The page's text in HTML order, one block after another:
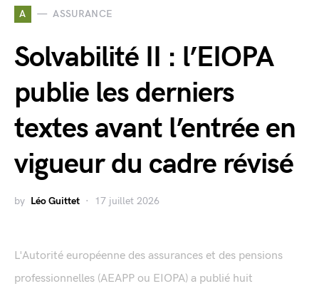
A ASSURANCE
Solvabilité II : l’EIOPA
publie les derniers
textes avant l’entrée en
vigueur du cadre révisé
by Léo Guittet 17 juillet 2026
L'Autorité européenne des assurances et des pensions
professionnelles (AEAPP ou EIOPA) a publié huit